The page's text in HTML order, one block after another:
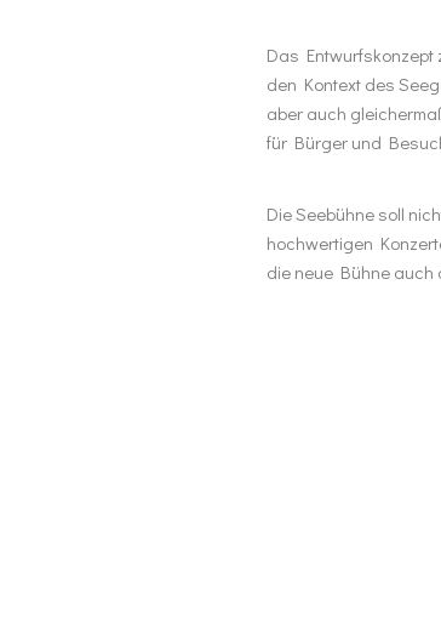
Das Entwurfskonzept
den Kontext des
aber auch
für Bürger und
Die Seebühne soll
hochwertigen
die neue Bühne